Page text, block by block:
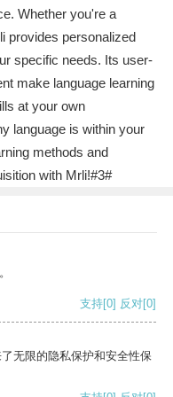
Whether you're a
provides personalized
specific needs. Its user-
make language learning
at your own
language is within your
methods and
with Mrli!#3#
支持[0] 反对[0]
无限的隐私保护和安全性保